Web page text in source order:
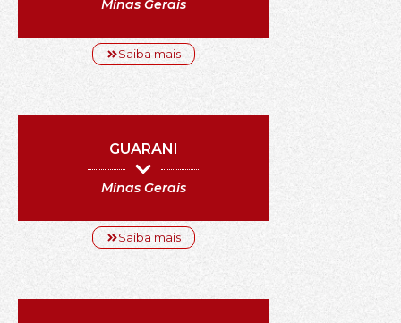
Minas Gerais
Saiba mais
GUARANI
Minas Gerais
Saiba mais